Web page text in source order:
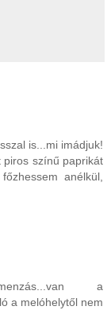
is...mi imádjuk!
piros színű paprikát
anélkül,
menzás...van a
a melóhelytől nem